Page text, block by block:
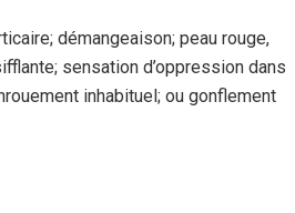
démangeaison; peau rouge,
sensation d’oppression dans
inhabituel; ou gonflement